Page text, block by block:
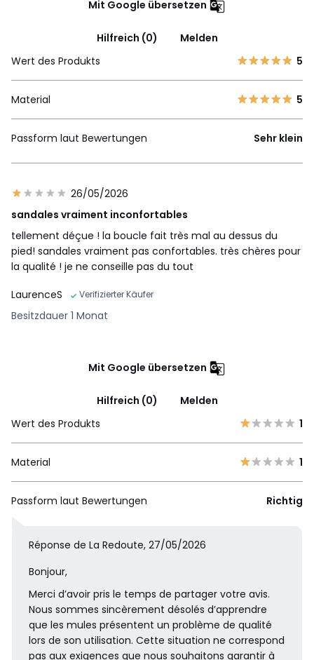
Mit Google übersetzen
Hilfreich (0)
Melden
Wert des Produkts
5
Material 5
Passform laut Bewertungen Sehr klein
26/05/2026
sandales vraiment inconfortables
tellement déçue ! la boucle fait très mal au dessus du
pied! sandales vraiment pas confortables. très chères pour
la qualité ! je ne conseille pas du tout
LaurenceS
Verifizierter Käufer
Besitzdauer 1 Monat
Mit Google übersetzen
Hilfreich (0)
Melden
Wert des Produkts
1
Material 1
Passform laut Bewertungen Richtig
Réponse de La Redoute, 27/05/2026
Bonjour,
Merci d’avoir pris le temps de partager votre avis.
Nous sommes sincèrement désolés d’apprendre
que les mules présentent un problème de qualité
lors de son utilisation. Cette situation ne correspond
pas aux exigences que nous souhaitons garantir à